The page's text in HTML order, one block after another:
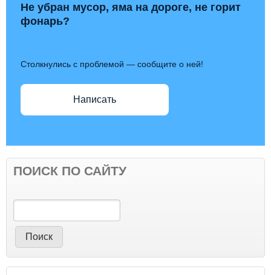
Не убран мусор, яма на дороге, не горит
фонарь?
Столкнулись с проблемой — сообщите о ней!
Написать
ПОИСК ПО САЙТУ
Поиск